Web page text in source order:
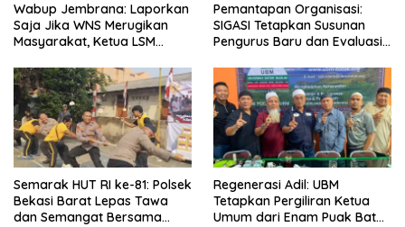
Wabup Jembrana: Laporkan
Saja Jika WNS Merugikan
Masyarakat, Ketua LSM
Tindak Tegas Oknum
Anggota Kelompok Ahli
Pemkab
Pemantapan Organisasi:
SIGASI Tetapkan Susunan
Pengurus Baru dan Evaluasi
Semarak HUT RI ke-81: Polsek
Bekasi Barat Lepas Tawa
dan Semangat Bersama
Regenerasi Adil: UBM
Tetapkan Pergiliran Ketua
Umum dari Enam Puak Batak